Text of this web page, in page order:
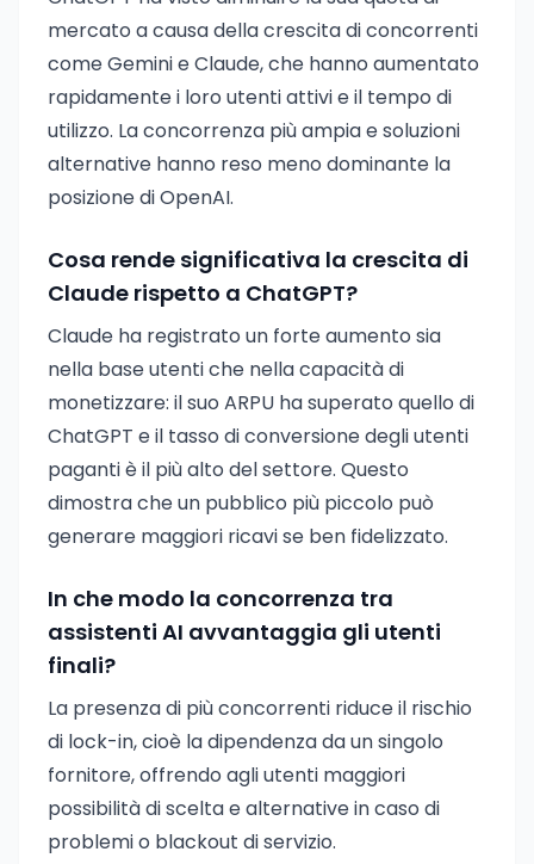
mercato a causa della crescita di concorrenti
come Gemini e Claude, che hanno aumentato
rapidamente i loro utenti attivi e il tempo di
utilizzo. La concorrenza più ampia e soluzioni
alternative hanno reso meno dominante la
posizione di OpenAI.
Cosa rende significativa la crescita di
Claude rispetto a ChatGPT?
Claude ha registrato un forte aumento sia
nella base utenti che nella capacità di
monetizzare: il suo ARPU ha superato quello di
ChatGPT e il tasso di conversione degli utenti
paganti è il più alto del settore. Questo
dimostra che un pubblico più piccolo può
generare maggiori ricavi se ben fidelizzato.
In che modo la concorrenza tra
assistenti AI avvantaggia gli utenti
finali?
La presenza di più concorrenti riduce il rischio
di lock-in, cioè la dipendenza da un singolo
fornitore, offrendo agli utenti maggiori
possibilità di scelta e alternative in caso di
problemi o blackout di servizio.